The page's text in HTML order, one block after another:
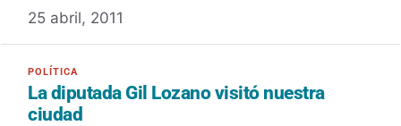
25 abril, 2011
La diputada Gil Lozano visitó nuestra
ciudad